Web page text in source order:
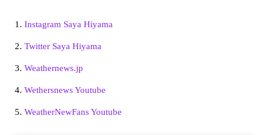
Instagram Saya Hiyama
Twitter Saya Hiyama
Weathernews.jp
Wethersnews Youtube
WeatherNewFans Youtube